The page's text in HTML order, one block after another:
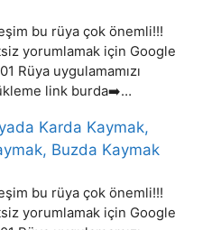
bu rüya çok önemli!!!
yorumlamak için Google
Rüya uygulamamızı
link burda➡️…
Karda Kaymak,
Buzda Kaymak
bu rüya çok önemli!!!
yorumlamak için Google